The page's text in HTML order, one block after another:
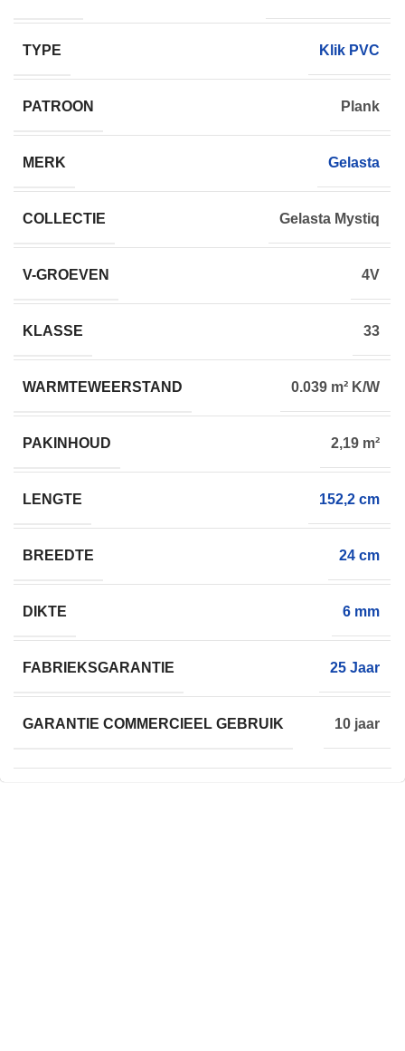
TYPE Klik PVC
PATROON Plank
MERK Gelasta
COLLECTIE Gelasta Mystiq
V-GROEVEN 4V
KLASSE 33
WARMTEWEERSTAND 0.039 m² K/W
PAKINHOUD 2,19 m²
LENGTE 152,2 cm
BREEDTE 24 cm
DIKTE 6 mm
FABRIEKSGARANTIE 25 Jaar
GARANTIE COMMERCIEEL GEBRUIK 10 jaar